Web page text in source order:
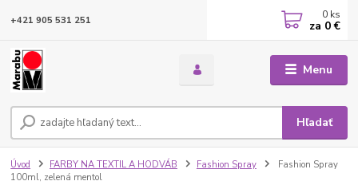
Menu
Hľadať
+421 905 531 251 0 ks
za 0 €
Úvod FARBY NA TEXTIL A HODVÁB Fashion Spray
Fashion Spray
100ml, zelená mentol